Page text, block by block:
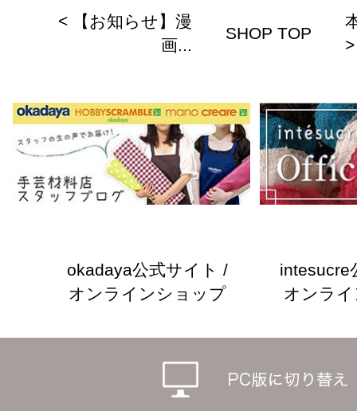
< 【お知らせ】漫
画...
SHOP TOP
>
okadaya公式サイト /
オンラインショップ
intesucre
オンラ